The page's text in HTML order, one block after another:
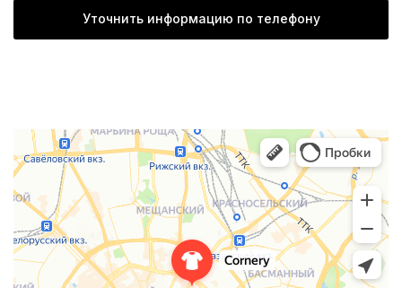
Уточнить информацию по телефону